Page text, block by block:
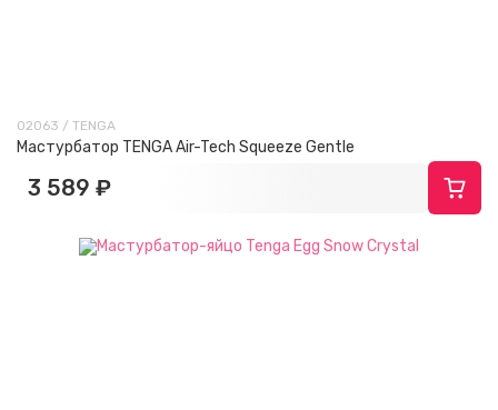
02063 / TENGA
Мастурбатор TENGA Air-Tech Squeeze Gentle
3 589 ₽